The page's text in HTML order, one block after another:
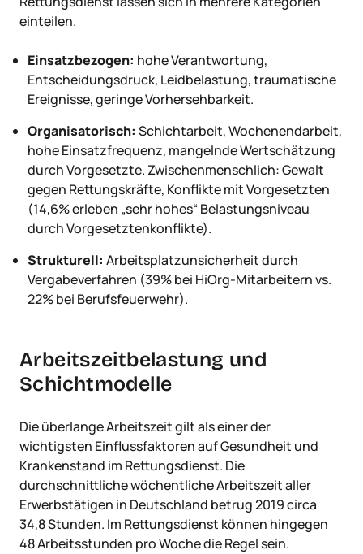
einteilen.
Einsatzbezogen: hohe Verantwortung,
Entscheidungsdruck, Leidbelastung, traumatische
Ereignisse, geringe Vorhersehbarkeit.
Organisatorisch: Schichtarbeit, Wochenendarbeit,
hohe Einsatzfrequenz, mangelnde Wertschätzung
durch Vorgesetzte. Zwischenmenschlich: Gewalt
gegen Rettungskräfte, Konflikte mit Vorgesetzten
(14,6% erleben „sehr hohes“ Belastungsniveau
durch Vorgesetztenkonflikte).
Strukturell: Arbeitsplatzunsicherheit durch
Vergabeverfahren (39% bei HiOrg-Mitarbeitern vs.
22% bei Berufsfeuerwehr).
Arbeitszeitbelastung und
Schichtmodelle
Die überlange Arbeitszeit gilt als einer der
wichtigsten Einflussfaktoren auf Gesundheit und
Krankenstand im Rettungsdienst. Die
durchschnittliche wöchentliche Arbeitszeit aller
Erwerbstätigen in Deutschland betrug 2019 circa
34,8 Stunden. Im Rettungsdienst können hingegen
48 Arbeitsstunden pro Woche die Regel sein.